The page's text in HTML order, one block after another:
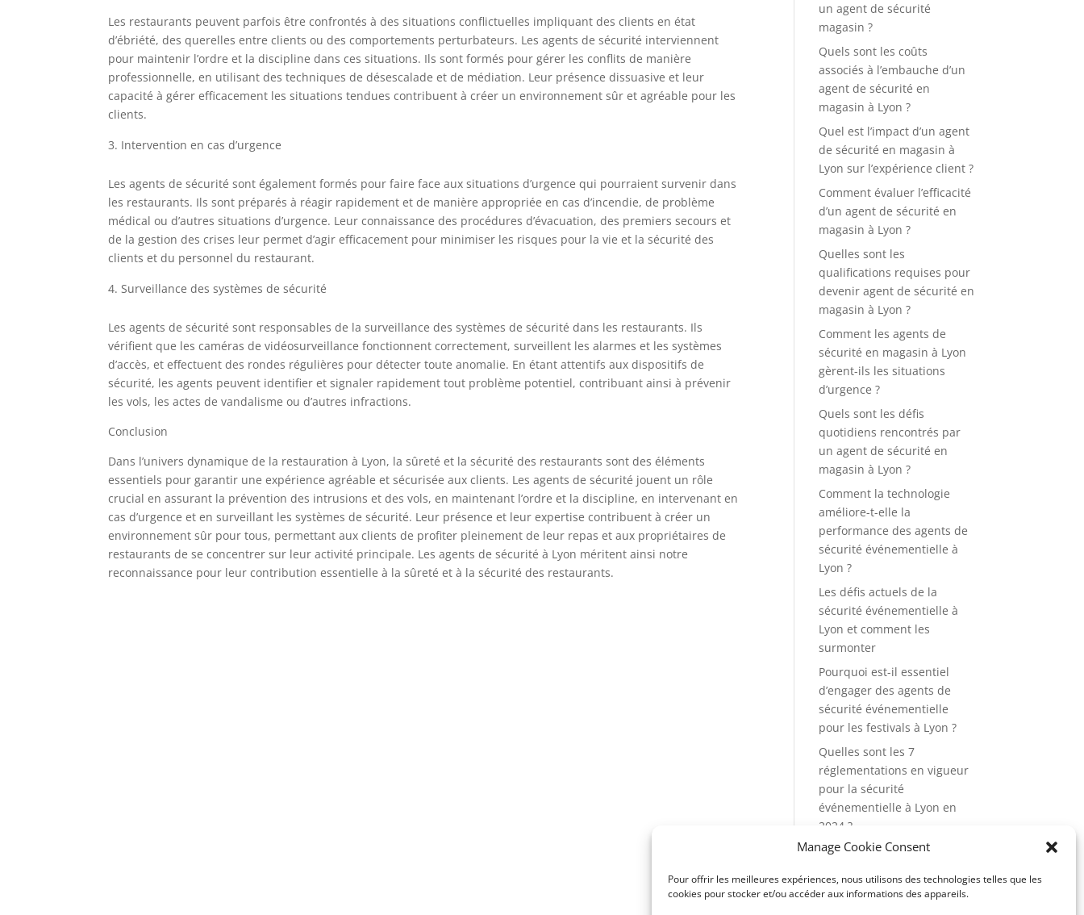
Manage Cookie Consent
Pour offrir les meilleures expériences, nous utilisons des technologies telles que les
cookies pour stocker et/ou accéder aux informations des appareils.
Les restaurants peuvent parfois être confrontés à des situations conflictuelles impliquant des clients en état
d’ébriété, des querelles entre clients ou des comportements perturbateurs. Les agents de sécurité interviennent
pour maintenir l’ordre et la discipline dans ces situations. Ils sont formés pour gérer les conflits de manière
professionnelle, en utilisant des techniques de désescalade et de médiation. Leur présence dissuasive et leur
capacité à gérer efficacement les situations tendues contribuent à créer un environnement sûr et agréable pour les
clients.
Intervention en cas d’urgence
Les agents de sécurité sont également formés pour faire face aux situations d’urgence qui pourraient survenir dans
les restaurants. Ils sont préparés à réagir rapidement et de manière appropriée en cas d’incendie, de problème
médical ou d’autres situations d’urgence. Leur connaissance des procédures d’évacuation, des premiers secours et
de la gestion des crises leur permet d’agir efficacement pour minimiser les risques pour la vie et la sécurité des
clients et du personnel du restaurant.
Surveillance des systèmes de sécurité
Les agents de sécurité sont responsables de la surveillance des systèmes de sécurité dans les restaurants. Ils
vérifient que les caméras de vidéosurveillance fonctionnent correctement, surveillent les alarmes et les systèmes
d’accès, et effectuent des rondes régulières pour détecter toute anomalie. En étant attentifs aux dispositifs de
sécurité, les agents peuvent identifier et signaler rapidement tout problème potentiel, contribuant ainsi à prévenir
les vols, les actes de vandalisme ou d’autres infractions.
Conclusion
Dans l’univers dynamique de la restauration à Lyon, la sûreté et la sécurité des restaurants sont des éléments
essentiels pour garantir une expérience agréable et sécurisée aux clients. Les agents de sécurité jouent un rôle
crucial en assurant la prévention des intrusions et des vols, en maintenant l’ordre et la discipline, en intervenant en
cas d’urgence et en surveillant les systèmes de sécurité. Leur présence et leur expertise contribuent à créer un
environnement sûr pour tous, permettant aux clients de profiter pleinement de leur repas et aux propriétaires de
restaurants de se concentrer sur leur activité principale. Les agents de sécurité à Lyon méritent ainsi notre
reconnaissance pour leur contribution essentielle à la sûreté et à la sécurité des restaurants.
un agent de sécurité
magasin ?
Quels sont les coûts
associés à l’embauche d’un
agent de sécurité en
magasin à Lyon ?
Quel est l’impact d’un agent
de sécurité en magasin à
Lyon sur l’expérience client ?
Comment évaluer l’efficacité
d’un agent de sécurité en
magasin à Lyon ?
Quelles sont les
qualifications requises pour
devenir agent de sécurité en
magasin à Lyon ?
Comment les agents de
sécurité en magasin à Lyon
gèrent-ils les situations
d’urgence ?
Quels sont les défis
quotidiens rencontrés par
un agent de sécurité en
magasin à Lyon ?
Comment la technologie
améliore-t-elle la
performance des agents de
sécurité événementielle à
Lyon ?
Les défis actuels de la
sécurité événementielle à
Lyon et comment les
surmonter
Pourquoi est-il essentiel
d’engager des agents de
sécurité événementielle
pour les festivals à Lyon ?
Quelles sont les 7
réglementations en vigueur
pour la sécurité
événementielle à Lyon en
2024 ?
Quels sont les rôles et
de sécurité événementiel à